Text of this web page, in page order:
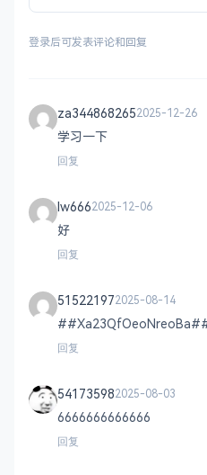
登录后可发表评论和回复
za3448682652025-12-26
学习一下
回复
lw6662025-12-06
好
回复
515221972025-08-14
回复
541735982025-08-03
6666666666666
回复